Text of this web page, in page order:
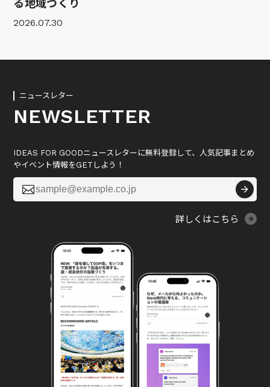
る地域づくり
2026.07.30
ニュースレター
NEWSLETTER
IDEAS FOR GOODニュースレターに無料登録して、人気記事まとめ
やイベント情報をGETしよう！

詳しくはこちら